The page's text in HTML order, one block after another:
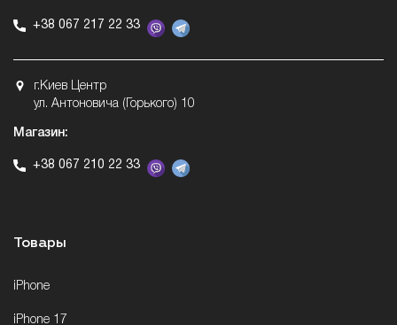
+38 067 217 22 33
г.Киев Центр
ул. Антоновича (Горького) 10
Магазин:
+38 067 210 22 33
Товары
iPhone
iPhone 17